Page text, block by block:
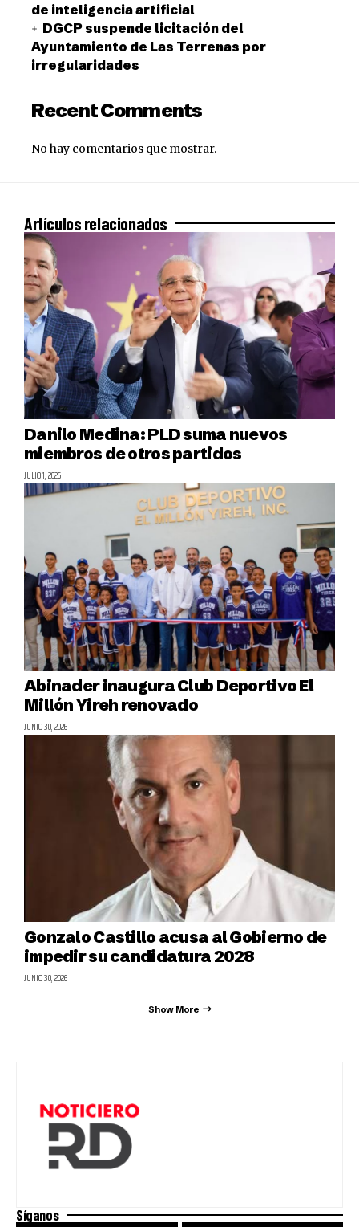
de inteligencia artificial
DGCP suspende licitación del
Ayuntamiento de Las Terrenas por
irregularidades
Recent Comments
No hay comentarios que mostrar.
Artículos relacionados
Danilo Medina: PLD suma nuevos
miembros de otros partidos
JULIO 1, 2026
Abinader inaugura Club Deportivo El
Millón Yireh renovado
JUNIO 30, 2026
Gonzalo Castillo acusa al Gobierno de
impedir su candidatura 2028
JUNIO 30, 2026
Show More
Síganos